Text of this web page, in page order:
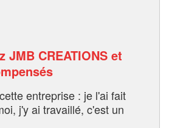
JMB CREATIONS et
entreprise : je l'ai fait
j'y ai travaillé, c'est un